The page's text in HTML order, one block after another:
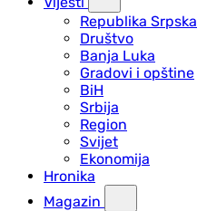
Republika Srpska
Društvo
Banja Luka
Gradovi i opštine
BiH
Srbija
Region
Svijet
Ekonomija
Hronika
Magazin